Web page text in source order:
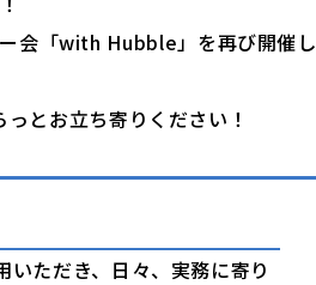
会「with Hubble」を再び開催し
とお立ち寄りください！
ただき、日々、実務に寄り